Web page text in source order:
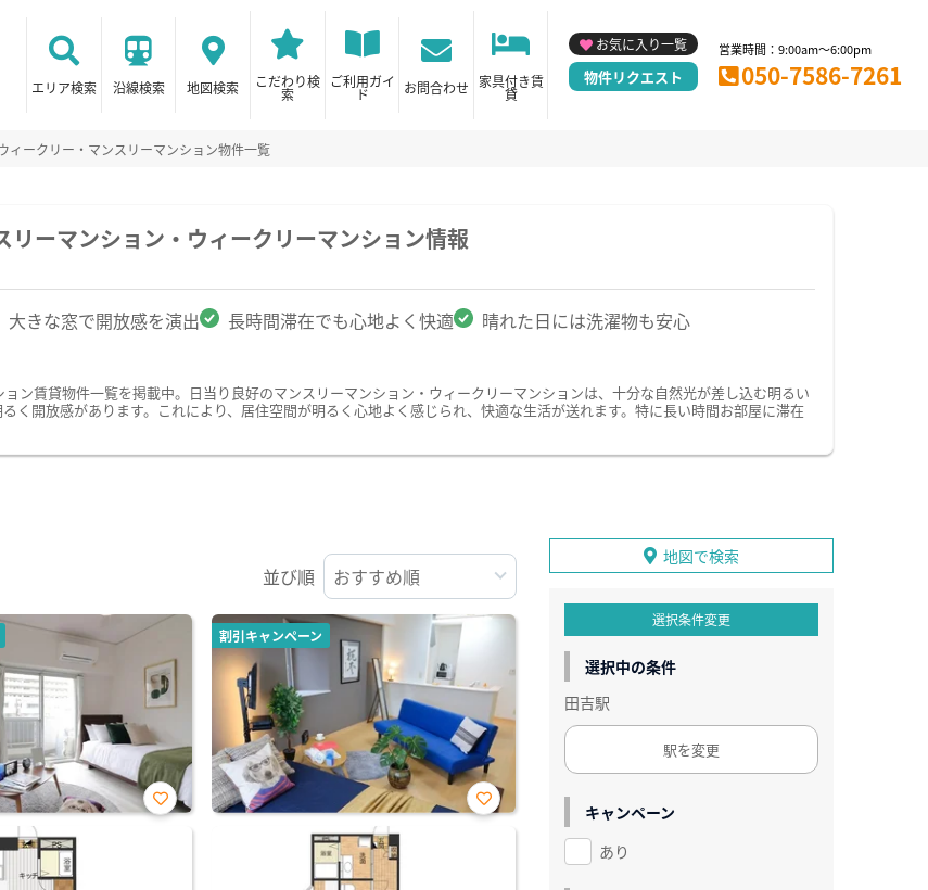
エリア検索 沿線検索 地図検索 こだわり検
索
ご利用ガイ
ド お問合わせ 家具付き賃
貸
お気に入り一覧
物件リクエスト
営業時間：9:00am～6:00pm
050-7586-7261
ィークリー・マンスリーマンション物件一覧
リーマンション・ウィークリーマンション情報
大きな窓で開放感を演出 長時間滞在でも心地よく快適 晴れた日には洗濯物も安心
ン賃貸物件一覧を掲載中。日当り良好のマンスリーマンション・ウィークリーマンションは、十分な自然光が差し込む明るい
く開放感があります。これにより、居住空間が明るく心地よく感じられ、快適な生活が送れます。特に長い時間お部屋に滞在
並び順
お気
割引キャンペーン
お気
地図で検索
選択条件変更
選択中の条件
田吉駅
駅を変更
キャンペーン
あり